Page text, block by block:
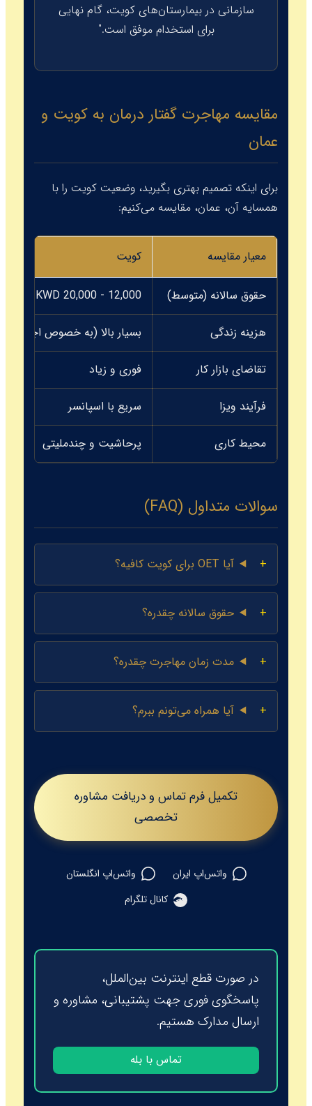
سازمانی در بیمارستان‌های کویت، گام نهایی
برای استخدام موفق است."
مقایسه مهاجرت گفتار درمان به کویت و
عمان
برای اینکه تصمیم بهتری بگیرید، وضعیت کویت را با
همسایه آن، عمان، مقایسه می‌کنیم:
معیار مقایسه کویت
حقوق سالانه (متوسط) 12,000 - 20,000 KWD (بالاتر)
هزینه زندگی بسیار بالا (به خصوص اجاره)
تقاضای بازار کار فوری و زیاد
فرآیند ویزا سریع با اسپانسر
محیط کاری پرحاشیت و چندملیتی
سوالات متداول (FAQ)
آیا OET برای کویت کافیه؟
حقوق سالانه چقدره؟
مدت زمان مهاجرت چقدره؟
آیا همراه می‌تونم ببرم؟
تکمیل فرم تماس و دریافت مشاوره
تخصصی
واتس‌اپ ایران
واتس‌اپ انگلستان
کانال تلگرام
در صورت قطع اینترنت بین‌الملل،
پاسخگوی فوری جهت پشتیبانی، مشاوره و
ارسال مدارک هستیم.
تماس با بله